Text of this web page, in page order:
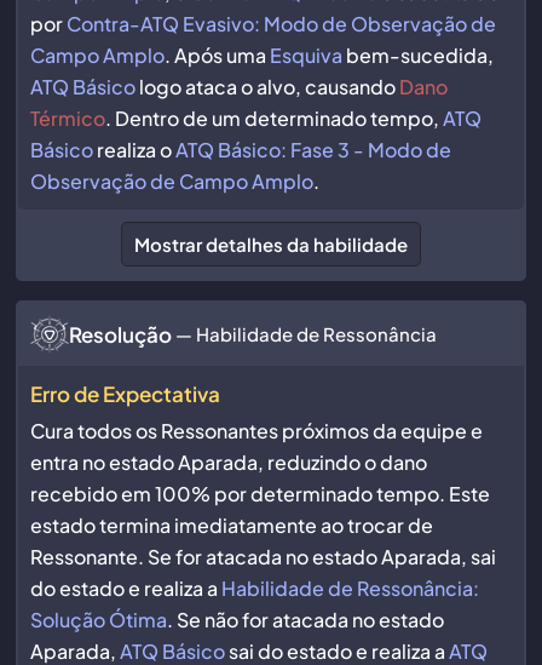
porContra-ATQ Evasivo: Modo de Observação de
Campo Amplo. Após uma Esquiva bem-sucedida,
ATQ Básicologo ataca o alvo, causandoDano
Térmico. Dentro de um determinado tempo,ATQ
Básicorealiza oATQ Básico: Fase 3 - Modo de
Observação de Campo Amplo.
Mostrar detalhes da habilidade
Resolução — Habilidade de Ressonância
Erro de Expectativa
Cura todos os Ressonantes próximos da equipe e
entra no estado Aparada, reduzindo o dano
recebido em 100% por determinado tempo. Este
estado termina imediatamente ao trocar de
Ressonante. Se for atacada no estado Aparada, sai
do estado e realiza a Habilidade de Ressonância:
Solução Ótima. Se não for atacada no estado
Aparada,ATQ Básicosai do estado e realiza aATQ